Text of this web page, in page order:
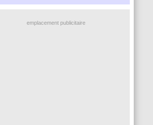
emplacement publicitaire